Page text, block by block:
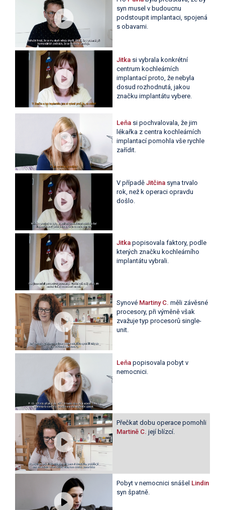
syn musel v budoucnu
podstoupit implantaci, spojená
s obavami.
Jitka si vybrala konkrétní
centrum kochleárních
implantací proto, že nebyla
dosud rozhodnutá, jakou
značku implantátu vybere.
Leňa si pochvalovala, že jim
lékařka z centra kochleárních
implantací pomohla vše rychle
zařídit.
V případě Jitčinasyna trvalo
rok, než k operaci opravdu
došlo.
Jitka popisovala faktory, podle
kterých značku kochleárního
implantátu vybrali.
Synové Martiny C. měli závěsné
procesory, při výměně však
zvažuje typ procesorů single-
unit.
Leňa popisovala pobyt v
nemocnici.
Přečkat dobu operace pomohli
Martině C. její blízcí.
Pobyt v nemocnici snášel Lindin
syn špatně.